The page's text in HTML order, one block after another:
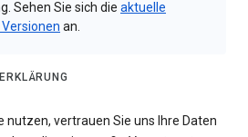
Sehen Sie sich die aktuelle
an.
nutzen, vertrauen Sie uns Ihre Daten